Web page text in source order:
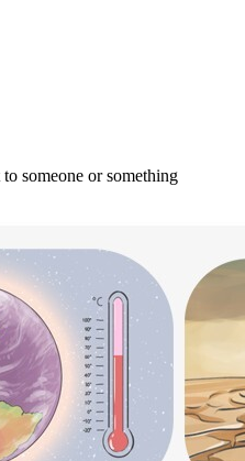
someone or something